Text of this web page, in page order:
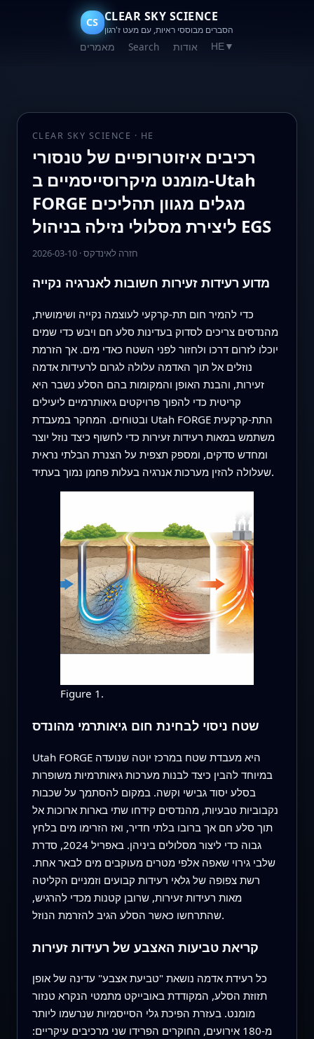
CS CLEAR SKY SCIENCE
הסברים מבוססי ראיות, עם מעט ז'רגון
מאמרים Search אודות HE▼
CLEAR SKY SCIENCE · HE
רכיבים איזוטרופיים של טנסורי
מומנט מיקרוסייסמיים ב‑Utah
FORGE מגלים מגוון תהליכים
ליצירת מסלולי נזילה בניהול EGS
2026-03-10·חזרה לאינדקס
מדוע רעידות זעירות חשובות לאנרגיה נקייה
כדי להמיר חום תת‑קרקעי לעוצמה נקייה ושימושית,
מהנדסים צריכים לסדוק בעדינות סלע חם ויבש כדי שמים
יוכלו לזרום דרכו ולחזור לפני השטח כאדי מים. אך הזרמת
נוזלים אל תוך האדמה עלולה לגרום לרעידות אדמה
זעירות, והבנת האופן והמקומות בהם הסלע נשבר היא
קריטית כדי להפוך פרויקטים גיאותרמיים ליעילים
ובטוחים. המחקר במעבדת Utah FORGE התת‑קרקעית
משתמש במאות רעידות זעירות כדי לחשוף כיצד נוזל יוצר
ומחדש סדקים, ומספק תצפית על הצנרת הבלתי נראית
שעלולה להזין מערכות אנרגיה בעלות פחמן נמוך בעתיד.
Figure 1.
שטח ניסוי לבחינת חום גיאותרמי מהונדס
Utah FORGE היא מעבדת שטח במרכז יוטה שנועדה
במיוחד להבין כיצד לבנות מערכות גיאותרמיות משופרות
בסלע יסוד גבישי וקשה. במקום להסתמך על שכבות
נקבוביות טבעיות, מהנדסים קידחו שתי בארות ארוכות אל
תוך סלע חם אך ברובו בלתי חדיר, ואז הזרימו מים בלחץ
גבוה כדי ליצור מסלולים ביניהן. באפריל 2024, סדרת
שלבי גירוי שאפה אלפי מטרים מעוקבים מים לבאר אחת.
רשת צפופה של גלאי רעידות קבועים וזמניים הקליטה
מאות רעידות זעירות, שרובן קטנות מכדי להרגיש,
שהתרחשו כאשר הסלע הגיב להזרמת הנוזל.
קריאת טביעות האצבע של רעידות זעירות
כל רעידת אדמה נושאת "טביעת אצבע" עדינה של אופן
תזוזת הסלע, המקודדת באובייקט מתמטי הנקרא טנזור
מומנט. בעזרת הפיכת גלי הסייסמיות שנרשמו ליותר
מ‑180 אירועים, החוקרים הפרידו שני מרכיבים עיקריים: